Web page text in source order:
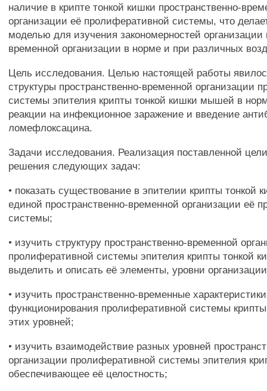
наличие в крипте тонкой кишки пространственно-
организации её пролиферативной системы, что
моделью для изучения закономерностей организации
временной организации в норме и при различных
Цель исследования. Целью настоящей работы
структуры пространственно-временной организации
системы эпителия крипты тонкой кишки мышей в
реакции на инфекционное заражение и введение
ломефлоксацина.
Задачи исследования. Реализация поставленной
решения следующих задач:
• показать существование в эпителии крипты
единой пространственно-временной организации её
системы;
• изучить структуру пространственно-временной
пролиферативной системы эпителия крипты тонкой
выделить и описать её элементы, уровни
• изучить пространственно-временные характеристики
функционирования пролиферативной системы
этих уровней;
• изучить взаимодействие разных уровней
организации пролиферативной системы эпителия
обеспечивающее её целостность;